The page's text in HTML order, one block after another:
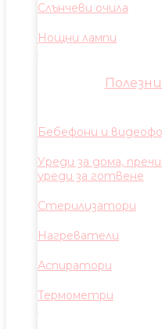
Слънчеви очила
Нощни лампи
Бебефони и
Уреди за дома,
уреди за готвене
Стерилизатори
Нагреватели
Аспиратори
Термометри